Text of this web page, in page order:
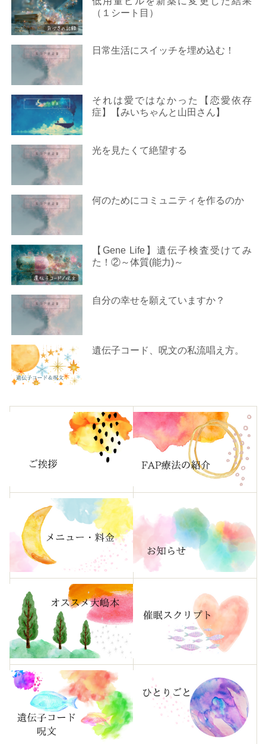
（１シート目）
日常生活にスイッチを埋め込む！
それは愛ではなかった【恋愛依存
症】【みいちゃんと山田さん】
光を見たくて絶望する
何のためにコミュニティを作るのか
【Gene Life】遺伝子検査受けてみ
た！②～体質(能力)～
自分の幸せを願えていますか？
遺伝子コード、呪文の私流唱え方。